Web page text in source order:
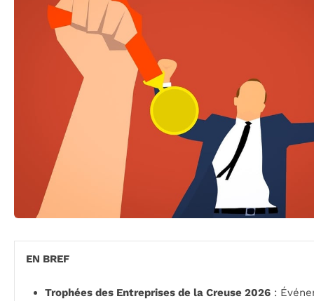
EN BREF
Trophées des Entreprises de la Creuse 2026 :